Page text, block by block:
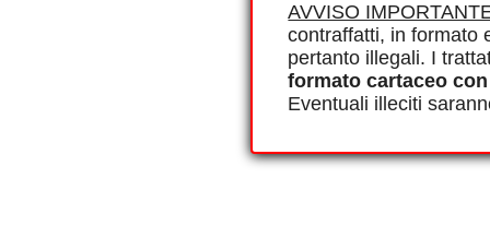
AVVISO
contraffatti, in formato
pertanto illegali. I
formato cartaceo
Eventuali illeciti